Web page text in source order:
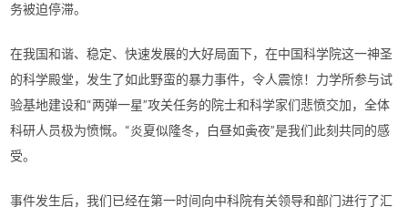
务被迫停滞。
在我国和谐、稳定、快速发展的大好局面下，在中国科学院这一神圣
的科学殿堂，发生了如此野蛮的暴力事件，令人震惊！力学所参与试
验基地建设和“两弹一星”攻关任务的院士和科学家们悲愤交加，全体
科研人员极为愤慨。“炎夏似隆冬，白昼如夤夜”是我们此刻共同的感
受。
事件发生后，我们已经在第一时间向中科院有关领导和部门进行了汇